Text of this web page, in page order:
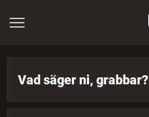
Vad säger ni, grabbar?